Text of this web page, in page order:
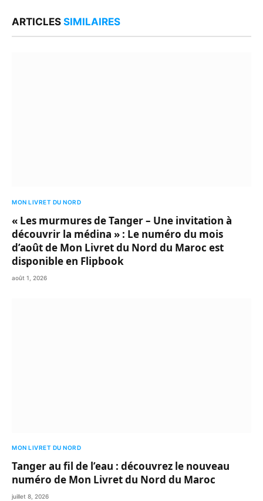
ARTICLES SIMILAIRES
MON LIVRET DU NORD
« Les murmures de Tanger – Une invitation à
découvrir la médina » : Le numéro du mois
d’août de Mon Livret du Nord du Maroc est
disponible en Flipbook
août 1, 2026
MON LIVRET DU NORD
Tanger au fil de l’eau : découvrez le nouveau
numéro de Mon Livret du Nord du Maroc
juillet 8, 2026